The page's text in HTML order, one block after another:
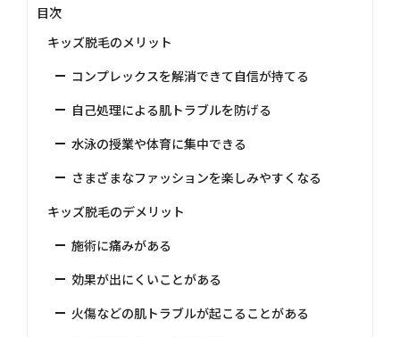
目次
キッズ脱毛のメリット
コンプレックスを解消できて自信が持てる
自己処理による肌トラブルを防げる
水泳の授業や体育に集中できる
さまざまなファッションを楽しみやすくなる
キッズ脱毛のデメリット
施術に痛みがある
効果が出にくいことがある
火傷などの肌トラブルが起こることがある